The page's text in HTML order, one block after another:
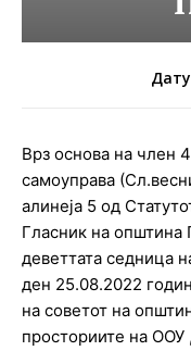
Врз основа на член
самоуправа
алинеја 5 од
Гласник на општина
деветтата седница
ден 25.08.2022
на советот на
просториите на ООУ